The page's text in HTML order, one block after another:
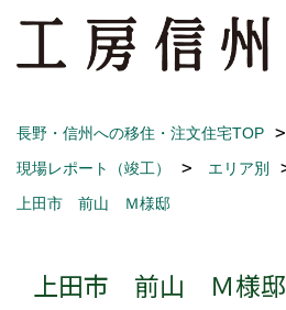
長野・信州への移住・注文住宅TOP
現場レポート（竣工）
エリア別
上田市 前山 Ｍ様邸
上田市 前山 Ｍ様邸